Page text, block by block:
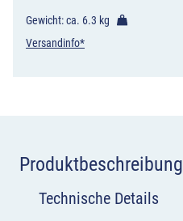
Gewicht: ca. 6.3 kg
Versandinfo*
Produktbeschreibung
Technische Details